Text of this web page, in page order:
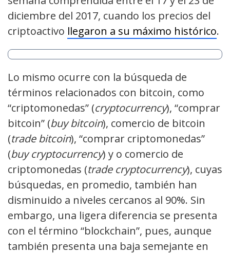
diciembre del 2017, cuando los precios del
criptoactivo llegaron a su máximo histórico.
Lo mismo ocurre con la búsqueda de
términos relacionados con bitcoin, como
“criptomonedas” (cryptocurrency), “comprar
bitcoin” (buy bitcoin), comercio de bitcoin
(trade bitcoin), “comprar criptomonedas”
(buy cryptocurrency) y o comercio de
criptomonedas (trade cryptocurrency), cuyas
búsquedas, en promedio, también han
disminuido a niveles cercanos al 90%. Sin
embargo, una ligera diferencia se presenta
con el término “blockchain”, pues, aunque
también presenta una baja semejante en